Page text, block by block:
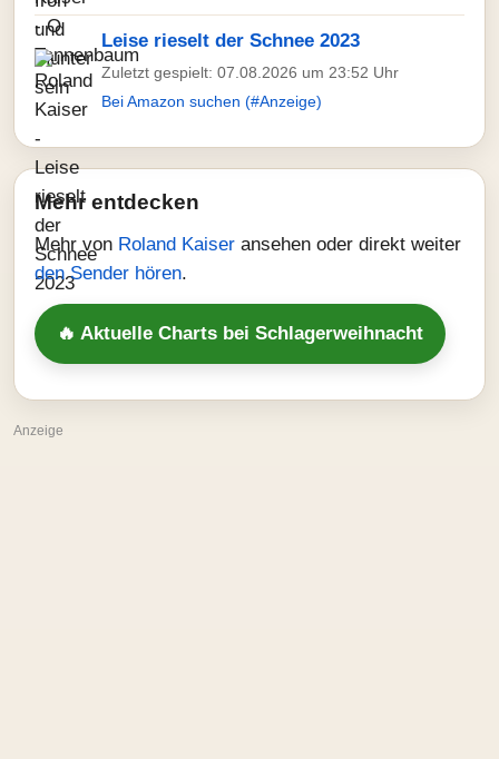
Leise rieselt der Schnee 2023
Zuletzt gespielt: 07.08.2026 um 23:52 Uhr
Bei Amazon suchen (#Anzeige)
Mehr entdecken
Mehr von Roland Kaiser ansehen oder direkt weiter
den Sender hören.
🔥 Aktuelle Charts bei Schlagerweihnacht
Anzeige